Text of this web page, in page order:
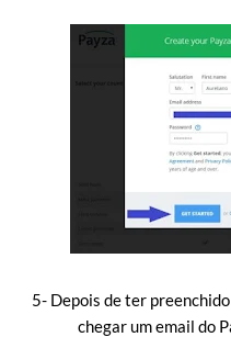
5- Depois de ter
chegar um email do